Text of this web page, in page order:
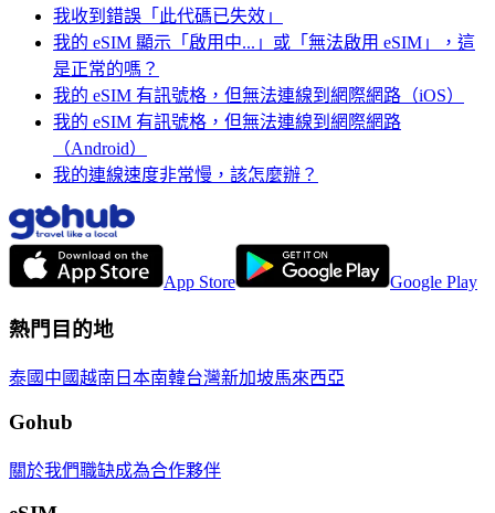
我收到錯誤「此代碼已失效」
我的 eSIM 顯示「啟用中...」或「無法啟用 eSIM」，這
是正常的嗎？
我的 eSIM 有訊號格，但無法連線到網際網路（iOS）
我的 eSIM 有訊號格，但無法連線到網際網路
（Android）
我的連線速度非常慢，該怎麼辦？
App Store Google Play
熱門目的地
泰國 中國越南 日本南韓台灣新加坡馬來西亞
Gohub
關於我們職缺成為合作夥伴